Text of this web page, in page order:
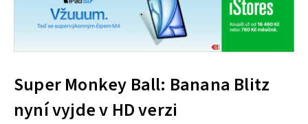
Super Monkey Ball: Banana Blitz
nyní vyjde v HD verzi